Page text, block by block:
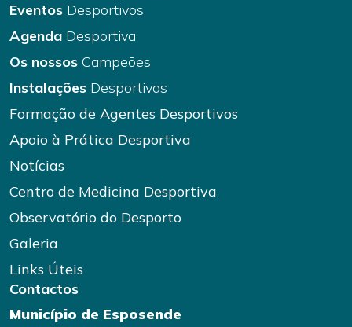
Eventos Desportivos
Agenda Desportiva
Os nossos Campeões
Instalações Desportivas
Formação de Agentes Desportivos
Apoio à Prática Desportiva
Notícias
Centro de Medicina Desportiva
Observatório do Desporto
Galeria
Links Úteis
Contactos
Município de Esposende